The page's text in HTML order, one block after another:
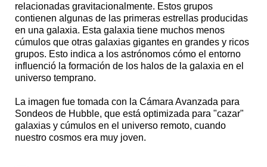
relacionadas gravitacionalmente. Estos grupos
contienen algunas de las primeras estrellas producidas
en una galaxia. Esta galaxia tiene muchos menos
cúmulos que otras galaxias gigantes en grandes y ricos
grupos. Esto indica a los astrónomos cómo el entorno
influenció la formación de los halos de la galaxia en el
universo temprano.
La imagen fue tomada con la Cámara Avanzada para
Sondeos de Hubble, que está optimizada para "cazar"
galaxias y cúmulos en el universo remoto, cuando
nuestro cosmos era muy joven.